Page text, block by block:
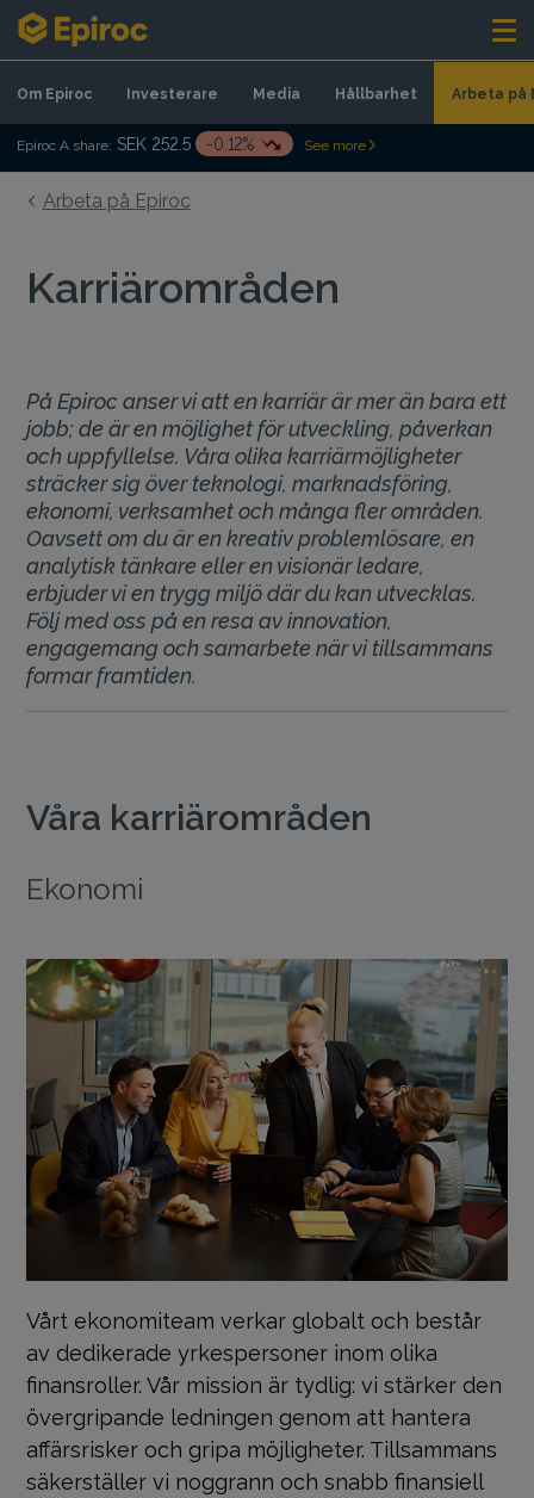
Skip to content
Om Epiroc Investerare Media Hållbarhet Arbeta på
Epiroc A share: SEK 252.5 -0.12% See more
Arbeta på Epiroc
Karriärområden
På Epiroc anser vi att en karriär är mer än bara ett
jobb; de är en möjlighet för utveckling, påverkan
och uppfyllelse. Våra olika karriärmöjligheter
sträcker sig över teknologi, marknadsföring,
ekonomi, verksamhet och många fler områden.
Oavsett om du är en kreativ problemlösare, en
analytisk tänkare eller en visionär ledare,
erbjuder vi en trygg miljö där du kan utvecklas.
Följ med oss på en resa av innovation,
engagemang och samarbete när vi tillsammans
formar framtiden.
Våra karriärområden
Ekonomi
Vårt ekonomiteam verkar globalt och består
av dedikerade yrkespersoner inom olika
finansroller. Vår mission är tydlig: vi stärker den
övergripande ledningen genom att hantera
affärsrisker och gripa möjligheter. Tillsammans
säkerställer vi noggrann och snabb finansiell